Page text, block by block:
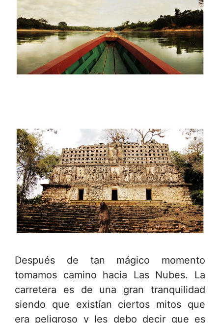
Después de tan mágico momento
tomamos camino hacia Las Nubes. La
carretera es de una gran tranquilidad
siendo que existían ciertos mitos que
era peligroso y les debo decir que es